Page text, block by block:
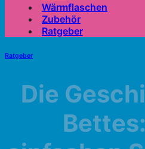
Wärmflaschen
Zubehör
Ratgeber
Ratgeber
Die